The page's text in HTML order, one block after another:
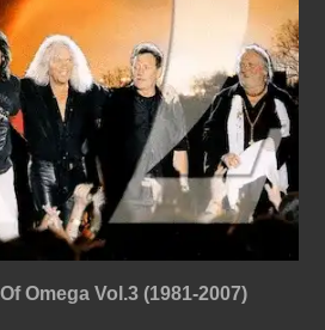
Omega Vol.3 (1981-2007)